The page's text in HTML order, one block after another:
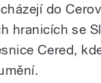
do
hranicích se
Cered,